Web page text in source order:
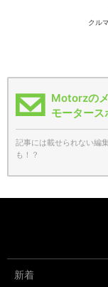
クル
Motorzの
モータース
記事には載せられない編
も！？
新着